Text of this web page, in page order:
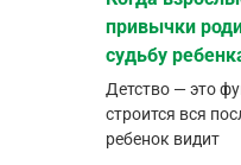
привычки
судьбу
Детство — это
строится вся
ребенок видит